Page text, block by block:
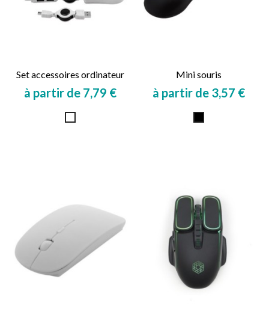
Set accessoires ordinateur
Prix
à partir de 7,79 €
Mini souris
Prix
à partir de 3,57 €